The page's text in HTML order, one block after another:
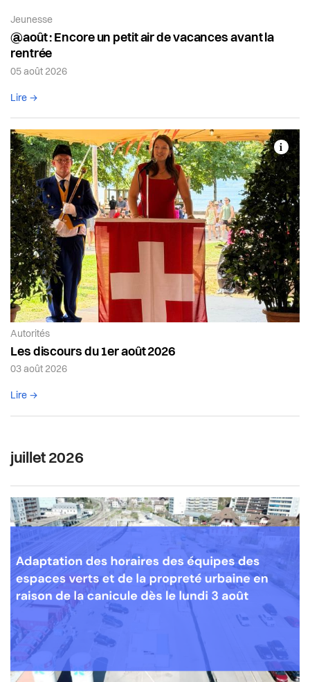
Article de la catégorie:
Jeunesse
@août : Encore un petit air de vacances avant la
rentrée
05 août 2026
Lire →
Article de la catégorie:
Autorités
Les discours du 1er août 2026
03 août 2026
Lire →
juillet 2026